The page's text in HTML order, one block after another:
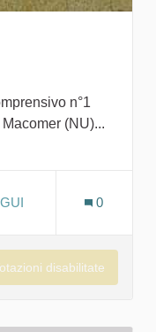
n°1
(NU)...
- Parità di genere
0
disabilitate